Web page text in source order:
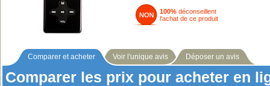
100% déconseillent
l'achat de ce produit
Comparer et acheter Voir l'unique avis Déposer un avis
Comparer les prix pour acheter en